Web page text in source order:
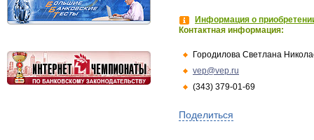
Информация о
Контактная информация:
Городилова Светлана
vep@vep.ru
(343) 379-01-69
Поделиться